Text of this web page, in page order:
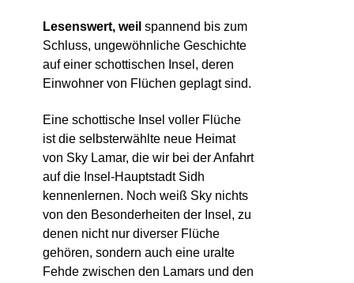
Lesenswert, weil spannend bis zum
Schluss, ungewöhnliche Geschichte
auf einer schottischen Insel, deren
Einwohner von Flüchen geplagt sind.
Eine schottische Insel voller Flüche
ist die selbsterwählte neue Heimat
von Sky Lamar, die wir bei der Anfahrt
auf die Insel-Hauptstadt Sidh
kennenlernen. Noch weiß Sky nichts
von den Besonderheiten der Insel, zu
denen nicht nur diverser Flüche
gehören, sondern auch eine uralte
Fehde zwischen den Lamars und den